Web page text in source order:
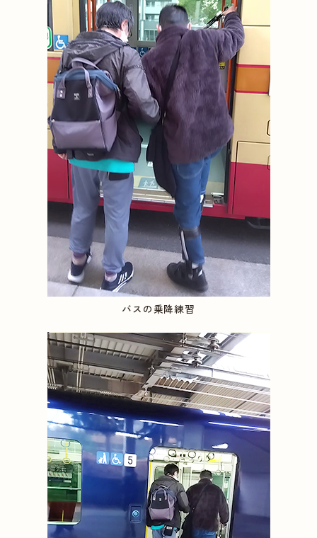
バスの乗降練習